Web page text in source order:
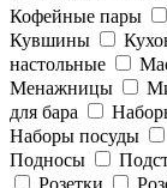
Кофейные пары
Кувшины
настольные
Менажницы
для бара
Наборы посуды
Подносы
Розетки